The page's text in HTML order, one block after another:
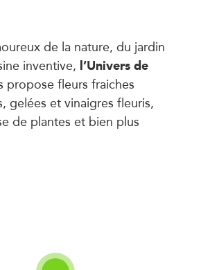
de la nature, du jardin
inventive, l’Univers de
propose fleurs fraiches
gelées et vinaigres fleuris,
de plantes et bien plus